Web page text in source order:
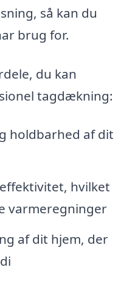
så kan du
brug for.
du kan
tagdækning:
holdbarhed af dit
hvilket
varmeregninger
af dit hjem, der